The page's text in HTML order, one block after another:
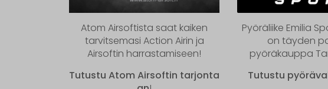
Atom Airsoftista saat kaiken
tarvitsemasi Action Airin ja
Airsoftin harrastamiseen!
Tutustu Atom Airsoftin tarjonta
Pyöräliike Emilia
on täyden
pyöräkauppa
Tutustu